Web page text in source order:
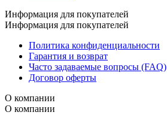
Информация для покупателей
Информация для покупателей
Политика конфиденциальности
Гарантия и возврат
Часто задаваемые вопросы (FAQ)
Договор оферты
О компании
О компании